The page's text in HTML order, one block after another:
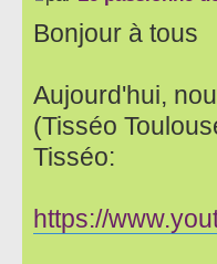
Bonjour à tous
Aujourd'hui,
(Tisséo
Tisséo:
https://